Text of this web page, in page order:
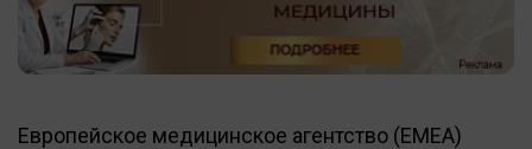
Европейское медицинское агентство (EMEA)